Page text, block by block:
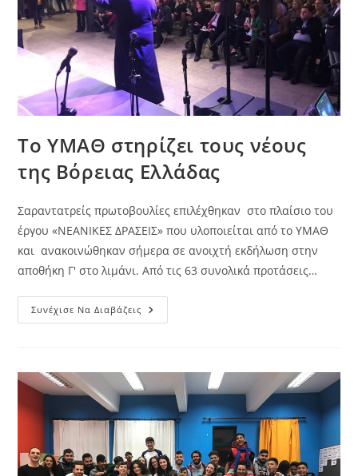
Το ΥΜΑΘ στηρίζει τους νέους
της Βόρειας Ελλάδας
Σαραντατρείς πρωτοβουλίες επιλέχθηκαν στο πλαίσιο του
έργου «ΝΕΑΝΙΚΕΣ ΔΡΑΣΕΙΣ» που υλοποιείται από το ΥΜΑΘ
και ανακοινώθηκαν σήμερα σε ανοιχτή εκδήλωση στην
αποθήκη Γ' στο λιμάνι. Από τις 63 συνολικά προτάσεις…
Συνέχισε Να Διαβάζεις Το
ΥΜΑΘ
Βόρειας
Ελλάδας